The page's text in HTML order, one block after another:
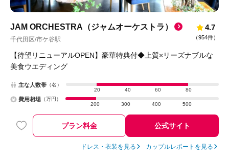
JAM ORCHESTRA（ジャムオーケストラ）
千代田区/市ケ谷駅
4.7
（954件）
【待望リニューアルOPEN】豪華特典付◆上質×リーズナブルな
美食ウエディング
主な人数帯 （名）
20
40 60 80
費用相場 （万円）
200
300 400 500
プラン料金 公式サイト
ドレス・衣装を見る カップルレポートを見る